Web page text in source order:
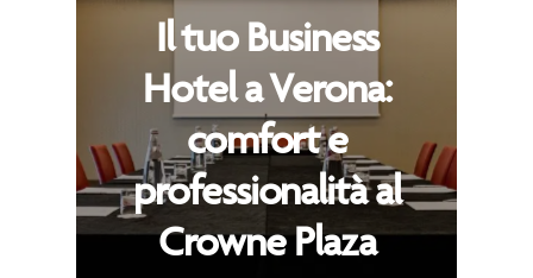
Il tuo Business
Hotel a Verona:
comfort e
professionalità al
Crowne Plaza